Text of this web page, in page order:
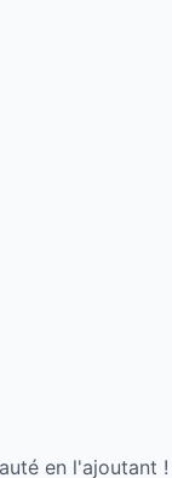
en l'ajoutant !